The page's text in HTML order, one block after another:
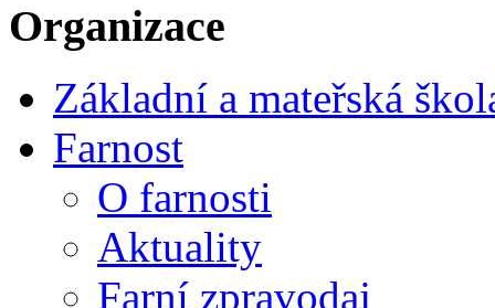
Organizace
Základní a mateřská
Farnost
O farnosti
Aktuality
Farní zpravodaj